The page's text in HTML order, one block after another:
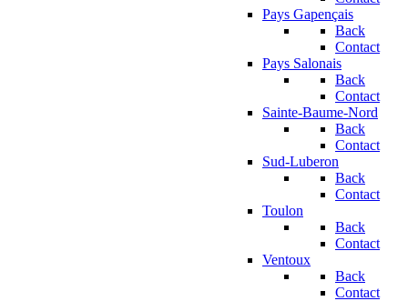
Pays Gapençais
Back
Contact
Pays Salonais
Back
Contact
Sainte-Baume-Nord
Back
Contact
Sud-Luberon
Back
Contact
Toulon
Back
Contact
Ventoux
Back
Contact